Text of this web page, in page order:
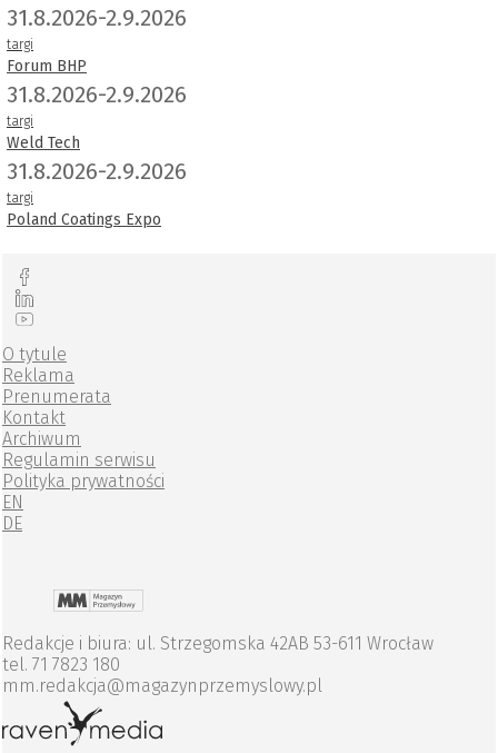
31.8.2026-2.9.2026
targi
Forum BHP
31.8.2026-2.9.2026
targi
Weld Tech
31.8.2026-2.9.2026
targi
Poland Coatings Expo
O tytule
Reklama
Prenumerata
Kontakt
Archiwum
Regulamin serwisu
Polityka prywatności
EN
DE
Redakcje i biura: ul. Strzegomska 42AB 53-611 Wrocław
tel. 71 7823 180
mm.redakcja@magazynprzemyslowy.pl